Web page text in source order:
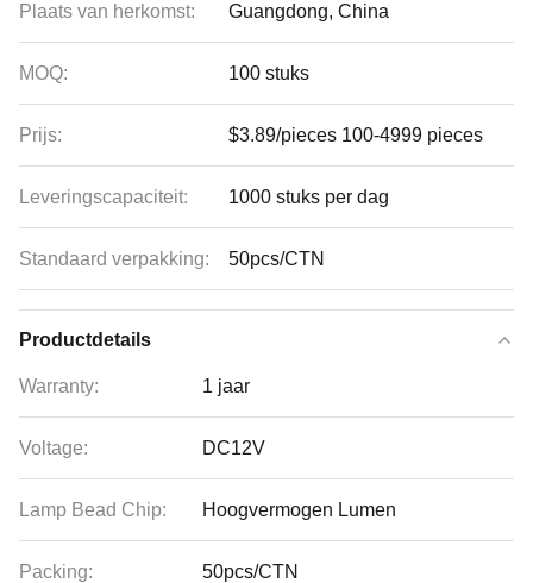
Plaats van herkomst: Guangdong, China
MOQ: 100 stuks
Prijs: $3.89/pieces 100-4999 pieces
Leveringscapaciteit: 1000 stuks per dag
Standaard verpakking: 50pcs/CTN
Productdetails
Warranty: 1 jaar
Voltage: DC12V
Lamp Bead Chip: Hoogvermogen Lumen
Packing: 50pcs/CTN